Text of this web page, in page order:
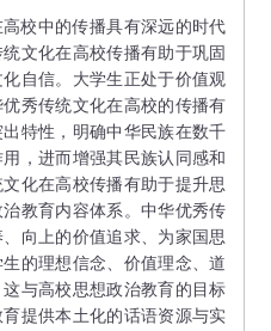
校中的传播具有深远的时代
文化在高校传播有助于巩固
自信。大学生正处于价值观
秀传统文化在高校的传播有
特性，明确中华民族在数千
，进而增强其民族认同感和
化在高校传播有助于提升思
教育内容体系。中华优秀传
向上的价值追求、为家国思
的理想信念、价值理念、道
与高校思想政治教育的目标
提供本土化的话语资源与实